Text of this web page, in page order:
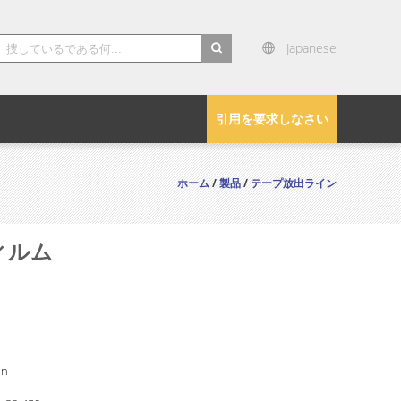
Japanese
引用を要求しなさい
ホーム/製品/テープ放出ライン
ルム